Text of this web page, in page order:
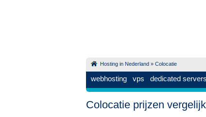
Hosting in Nederland » Colocatie
webhosting vps dedicated servers
Colocatie prijzen